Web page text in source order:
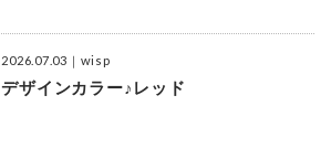
2026.07.03 ｜wisp
デザインカラー♪レッド